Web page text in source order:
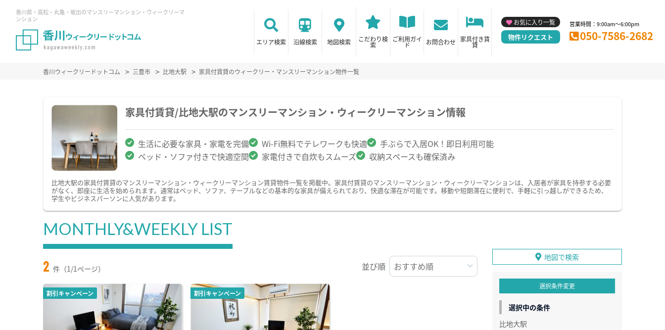
香川県・高松・丸亀・坂出のマンスリーマンション・ウィークリーマ
ンション
エリア検索 沿線検索 地図検索 こだわり検
索
ご利用ガイ
ド お問合わせ 家具付き賃
貸
お気に入り一覧
物件リクエスト
営業時間：9:00am～6:00pm
050-7586-2682
香川ウィークリードットコム 三豊市 比地大駅 家具付賃貸のウィークリー・マンスリーマンション物件一覧
家具付賃貸/比地大駅のマンスリーマンション・ウィークリーマンション情報
生活に必要な家具・家電を完備 Wi-Fi無料でテレワークも快適
手ぶらで入居OK！即日利用可能
ベッド・ソファ付きで快適空間
家電付きで自炊もスムーズ 収納スペースも確保済み
比地大駅の家具付賃貸のマンスリーマンション・ウィークリーマンション賃貸物件一覧を掲載中。家具付賃貸のマンスリーマンション・ウィークリーマンションは、入居者が家具を持参する必要
がなく、即座に生活を始められます。通常はベッド、ソファ、テーブルなどの基本的な家具が備えられており、快適な滞在が可能です。移動や短期滞在に便利で、手軽に引っ越しができるため、
学生やビジネスパーソンに人気があります。
MONTHLY&WEEKLY LIST
2 件（1/1ページ） 並び順
割引キャンペーン 割引キャンペーン
地図で検索
選択条件変更
選択中の条件
比地大駅